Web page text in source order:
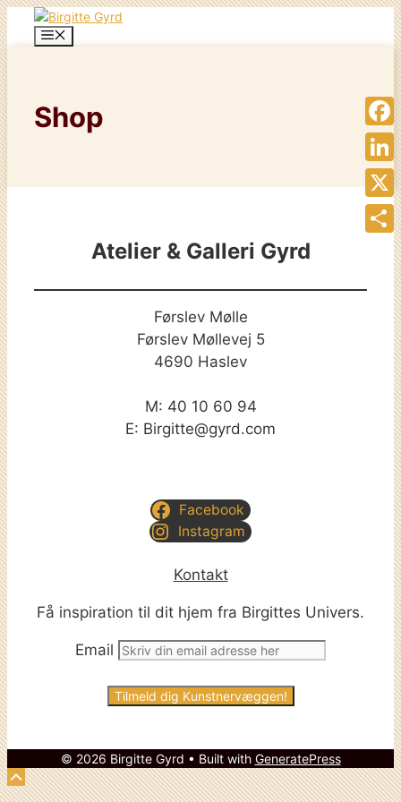
Skip
to
content
Shop
Atelier & Galleri Gyrd
Førslev Mølle
Førslev Møllevej 5
4690 Haslev
M: 40 10 60 94
E: Birgitte@gyrd.com
Facebook
Instagram
Kontakt
Få inspiration til dit hjem fra Birgittes Univers.
Email
© 2026 Birgitte Gyrd • Built with GeneratePress
X
Share
Scroll
Up